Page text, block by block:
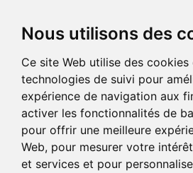
Nous utilisons des
Ce site Web utilise des
technologies de suivi pour
expérience de navigation aux
activer les fonctionnalités de
pour offrir une meilleure
Web, pour mesurer votre
et services et pour